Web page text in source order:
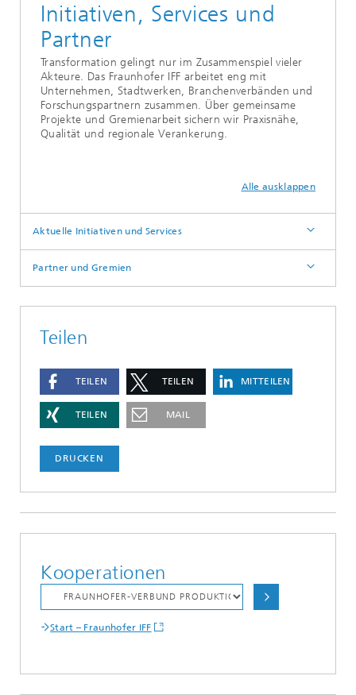
Initiativen, Services und
Partner
Transformation gelingt nur im Zusammenspiel vieler
Akteure. Das Fraunhofer IFF arbeitet eng mit
Unternehmen, Stadtwerken, Branchenverbänden und
Forschungspartnern zusammen. Über gemeinsame
Projekte und Gremienarbeit sichern wir Praxisnähe,
Qualität und regionale Verankerung.
Alle ausklappen
Aktuelle Initiativen und Services
Partner und Gremien
Teilen
TEILEN TEILEN MITTEILEN
TEILEN MAIL
DRUCKEN
Kooperationen
Start – Fraunhofer IFF